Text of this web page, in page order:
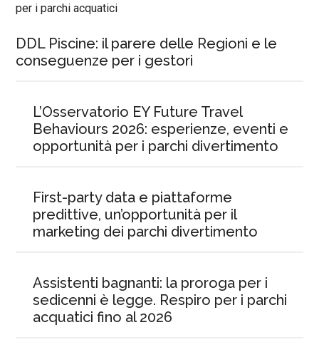
DDL Piscine: il parere delle Regioni e le
conseguenze per i gestori
L’Osservatorio EY Future Travel
Behaviours 2026: esperienze, eventi e
opportunità per i parchi divertimento
First-party data e piattaforme
predittive, un’opportunità per il
marketing dei parchi divertimento
Assistenti bagnanti: la proroga per i
sedicenni è legge. Respiro per i parchi
acquatici fino al 2026